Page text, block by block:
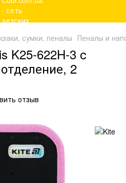
сумки, пеналы Пеналы и
K25-622H-3 с
2
отзыв